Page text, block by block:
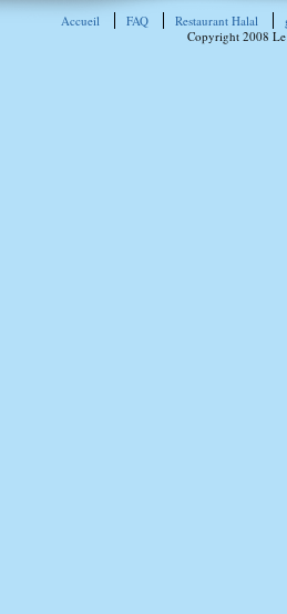
Accueil FAQ Restaurant Halal
Copyright 2008